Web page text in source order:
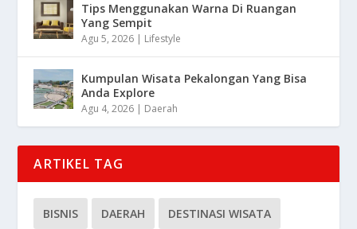
Tips Menggunakan Warna Di Ruangan
Yang Sempit
Agu 5, 2026 | Lifestyle
Kumpulan Wisata Pekalongan Yang Bisa
Anda Explore
Agu 4, 2026 | Daerah
ARTIKEL TAG
BISNIS DAERAH DESTINASI WISATA